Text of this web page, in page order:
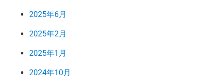
2025年6月
2025年2月
2025年1月
2024年10月